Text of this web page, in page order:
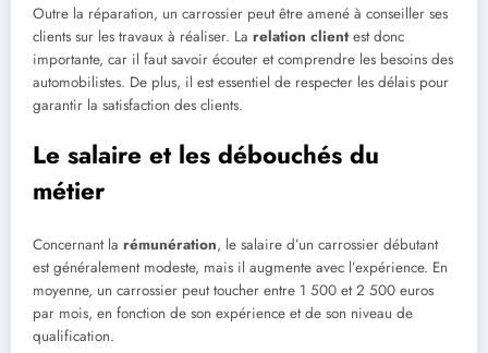
Outre la réparation, un carrossier peut être amené à conseiller ses
clients sur les travaux à réaliser. La relation clientest donc
importante, car il faut savoir écouter et comprendre les besoins des
automobilistes. De plus, il est essentiel de respecter les délais pour
garantir la satisfaction des clients.
Le salaire et les débouchés du
métier
Concernant la rémunération, le salaire d’un carrossier débutant
est généralement modeste, mais il augmente avec l’expérience. En
moyenne, un carrossier peut toucher entre 1 500 et 2 500 euros
par mois, en fonction de son expérience et de son niveau de
qualification.